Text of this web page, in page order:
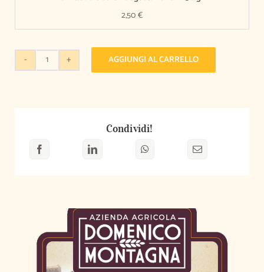
2,50€
Promo
quantità
AGGIUNGI AL CARRELLO
Condividi!